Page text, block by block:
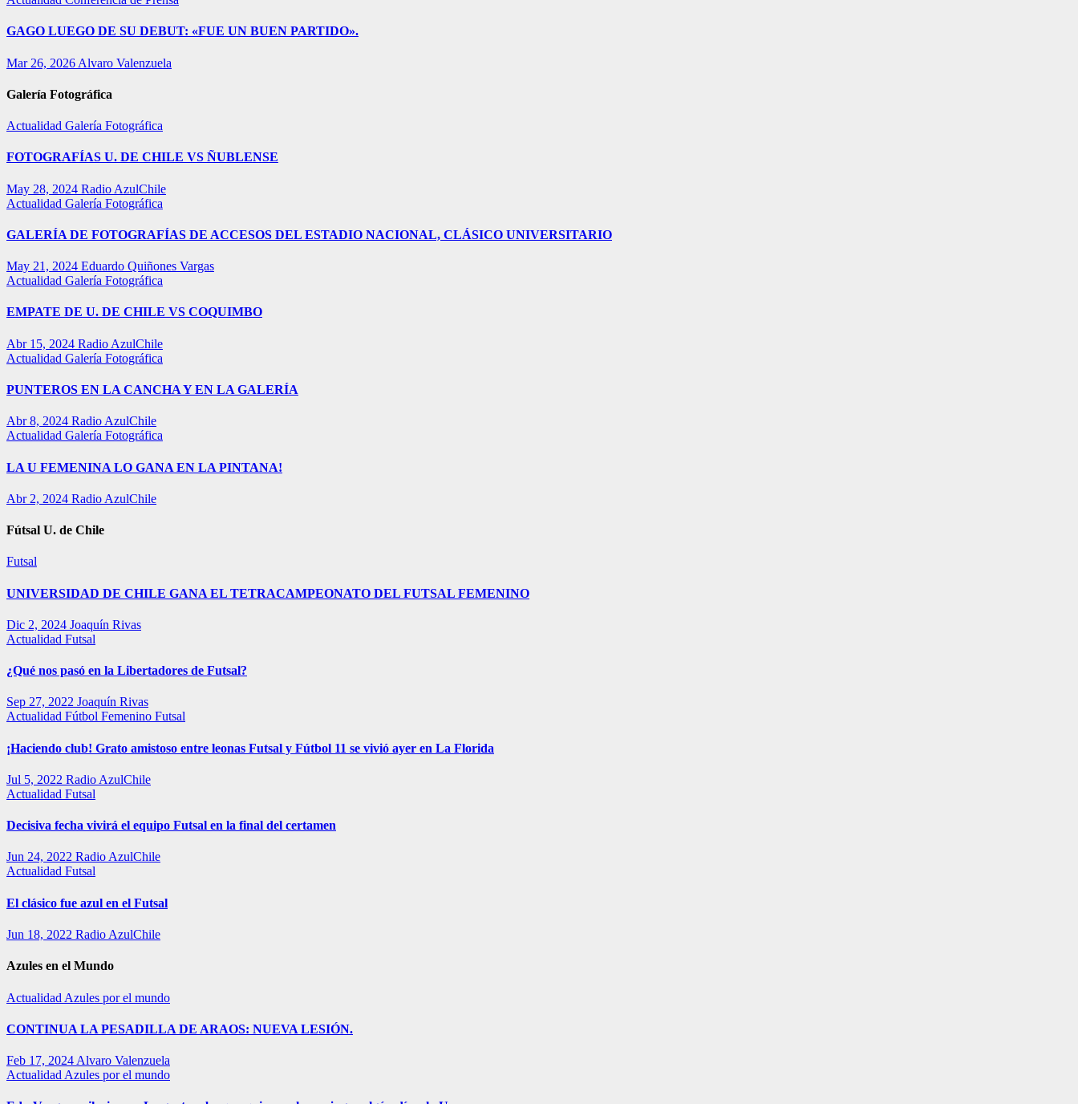
GAGO LUEGO DE SU DEBUT: «FUE UN BUEN PARTIDO».
Mar 26, 2026 Alvaro Valenzuela
Galería Fotográfica
Actualidad Galería Fotográfica
FOTOGRAFÍAS U. DE CHILE VS ÑUBLENSE
May 28, 2024 Radio AzulChile
Actualidad Galería Fotográfica
GALERÍA DE FOTOGRAFÍAS DE ACCESOS DEL ESTADIO NACIONAL, CLÁSICO UNIVERSITARIO
May 21, 2024 Eduardo Quiñones Vargas
Actualidad Galería Fotográfica
EMPATE DE U. DE CHILE VS COQUIMBO
Abr 15, 2024 Radio AzulChile
Actualidad Galería Fotográfica
PUNTEROS EN LA CANCHA Y EN LA GALERÍA
Abr 8, 2024 Radio AzulChile
Actualidad Galería Fotográfica
LA U FEMENINA LO GANA EN LA PINTANA!
Abr 2, 2024 Radio AzulChile
Fútsal U. de Chile
Futsal
UNIVERSIDAD DE CHILE GANA EL TETRACAMPEONATO DEL FUTSAL FEMENINO
Dic 2, 2024 Joaquín Rivas
Actualidad Futsal
¿Qué nos pasó en la Libertadores de Futsal?
Sep 27, 2022 Joaquín Rivas
Actualidad Fútbol Femenino Futsal
¡Haciendo club! Grato amistoso entre leonas Futsal y Fútbol 11 se vivió ayer en La Florida
Jul 5, 2022 Radio AzulChile
Actualidad Futsal
Decisiva fecha vivirá el equipo Futsal en la final del certamen
Jun 24, 2022 Radio AzulChile
Actualidad Futsal
El clásico fue azul en el Futsal
Jun 18, 2022 Radio AzulChile
Azules en el Mundo
Actualidad Azules por el mundo
CONTINUA LA PESADILLA DE ARAOS: NUEVA LESIÓN.
Feb 17, 2024 Alvaro Valenzuela
Actualidad Azules por el mundo